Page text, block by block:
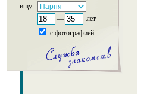
ищу
—
лет
с фотографией